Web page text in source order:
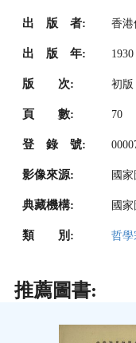
出 版 者: 香港
出 版 年: 1930
版 次: 初版
頁 數: 70
登 錄 號:
影像來源: 國
典藏機構: 國
類 別: 哲學
推薦圖書: